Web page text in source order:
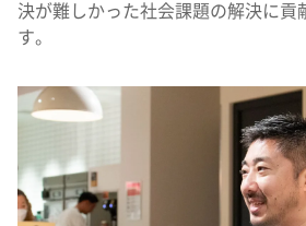
決が難しかった社会課題の解決に貢
す。